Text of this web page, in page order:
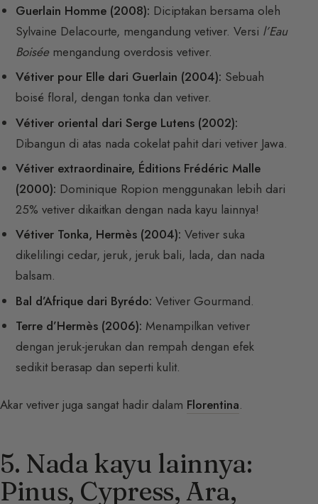
Guerlain Homme (2008): Diciptakan bersama oleh
Sylvaine Delacourte, mengandung vetiver. Versi l’Eau
Boiséemengandung overdosis vetiver.
Vétiver pour Elle dari Guerlain (2004): Sebuah
boisé floral, dengan tonka dan vetiver.
Vétiver oriental dari Serge Lutens (2002):
Dibangun di atas nada cokelat pahit dari vetiver Jawa.
Vétiver extraordinaire, Éditions Frédéric Malle
(2000): Dominique Ropion menggunakan lebih dari
25% vetiver dikaitkan dengan nada kayu lainnya!
Vétiver Tonka, Hermès (2004): Vetiver suka
dikelilingi cedar, jeruk, jeruk bali, lada, dan nada
balsam.
Bal d’Afrique dari Byrédo: Vetiver Gourmand.
Terre d’Hermès (2006): Menampilkan vetiver
dengan jeruk-jerukan dan rempah dengan efek
sedikit berasap dan seperti kulit.
Akar vetiver juga sangat hadir dalam Florentina.
5. Nada kayu lainnya:
Pinus, Cypress, Ara,